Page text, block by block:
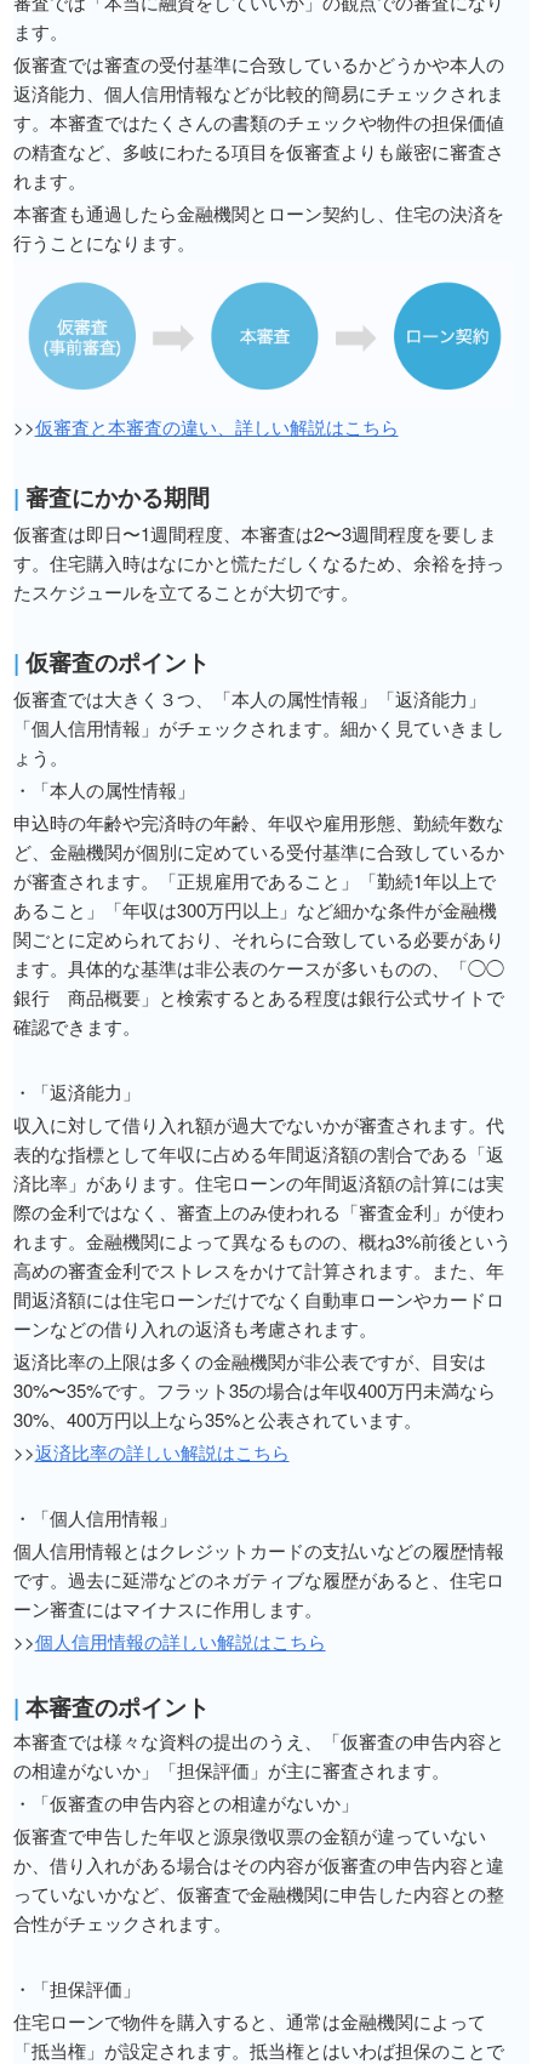
ます。
仮審査では審査の受付基準に合致しているかどうかや本人の
返済能力、個人信用情報などが比較的簡易にチェックされま
す。本審査ではたくさんの書類のチェックや物件の担保価値
の精査など、多岐にわたる項目を仮審査よりも厳密に審査さ
れます。
本審査も通過したら金融機関とローン契約し、住宅の決済を
行うことになります。
>>仮審査と本審査の違い、詳しい解説はこちら
| 審査にかかる期間
仮審査は即日〜1週間程度、本審査は2〜3週間程度を要しま
す。住宅購入時はなにかと慌ただしくなるため、余裕を持っ
たスケジュールを立てることが大切です。
| 仮審査のポイント
仮審査では大きく３つ、「本人の属性情報」「返済能力」
「個人信用情報」がチェックされます。細かく見ていきまし
ょう。
・「本人の属性情報」
申込時の年齢や完済時の年齢、年収や雇用形態、勤続年数な
ど、金融機関が個別に定めている受付基準に合致しているか
が審査されます。「正規雇用であること」「勤続1年以上で
あること」「年収は300万円以上」など細かな条件が金融機
関ごとに定められており、それらに合致している必要があり
ます。具体的な基準は非公表のケースが多いものの、「◯◯
銀行 商品概要」と検索するとある程度は銀行公式サイトで
確認できます。
・「返済能力」
収入に対して借り入れ額が過大でないかが審査されます。代
表的な指標として年収に占める年間返済額の割合である「返
済比率」があります。住宅ローンの年間返済額の計算には実
際の金利ではなく、審査上のみ使われる「審査金利」が使わ
れます。金融機関によって異なるものの、概ね3%前後という
高めの審査金利でストレスをかけて計算されます。また、年
間返済額には住宅ローンだけでなく自動車ローンやカードロ
ーンなどの借り入れの返済も考慮されます。
返済比率の上限は多くの金融機関が非公表ですが、目安は
30%〜35%です。フラット35の場合は年収400万円未満なら
30%、400万円以上なら35%と公表されています。
>>返済比率の詳しい解説はこちら
・「個人信用情報」
個人信用情報とはクレジットカードの支払いなどの履歴情報
です。過去に延滞などのネガティブな履歴があると、住宅ロ
ーン審査にはマイナスに作用します。
>>個人信用情報の詳しい解説はこちら
| 本審査のポイント
本審査では様々な資料の提出のうえ、「仮審査の申告内容と
の相違がないか」「担保評価」が主に審査されます。
・「仮審査の申告内容との相違がないか」
仮審査で申告した年収と源泉徴収票の金額が違っていない
か、借り入れがある場合はその内容が仮審査の申告内容と違
っていないかなど、仮審査で金融機関に申告した内容との整
合性がチェックされます。
・「担保評価」
住宅ローンで物件を購入すると、通常は金融機関によって
「抵当権」が設定されます。抵当権とはいわば担保のことで